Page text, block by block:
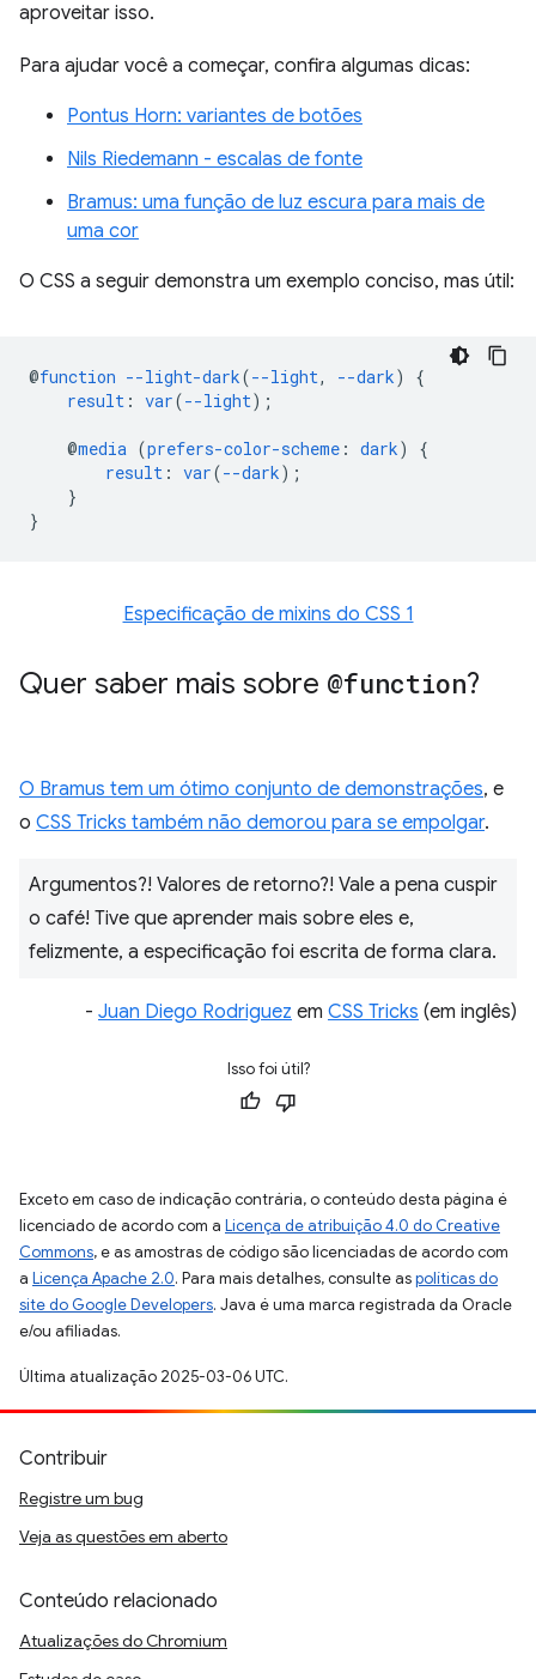
aproveitar isso.
Para ajudar você a começar, confira algumas dicas:
Pontus Horn: variantes de botões
Nils Riedemann - escalas de fonte
Bramus: uma função de luz escura para mais de
uma cor
O CSS a seguir demonstra um exemplo conciso, mas útil:
@function --light-dark(--light, --dark)
{
result : var(--light);
@media (prefers-color-scheme : dark)
{
result : var(--dark);
}
}
Especificação de mixins do CSS 1
Quer saber mais sobre @function?
O Bramus tem um ótimo conjunto de demonstrações, e
o CSS Tricks também não demorou para se empolgar.
Argumentos?! Valores de retorno?! Vale a pena cuspir
o café! Tive que aprender mais sobre eles e,
felizmente, a especificação foi escrita de forma clara.
- Juan Diego Rodriguez em CSS Tricks (em inglês)
Isso foi útil?
Exceto em caso de indicação contrária, o conteúdo desta página é
licenciado de acordo com a Licença de atribuição 4.0 do Creative
Commons, e as amostras de código são licenciadas de acordo com
a Licença Apache 2.0. Para mais detalhes, consulte aspolíticas do
site do Google Developers. Java é uma marca registrada da Oracle
e/ou afiliadas.
Última atualização 2025-03-06 UTC.
Contribuir
Registre um bug
Veja as questões em aberto
Conteúdo relacionado
Atualizações do Chromium